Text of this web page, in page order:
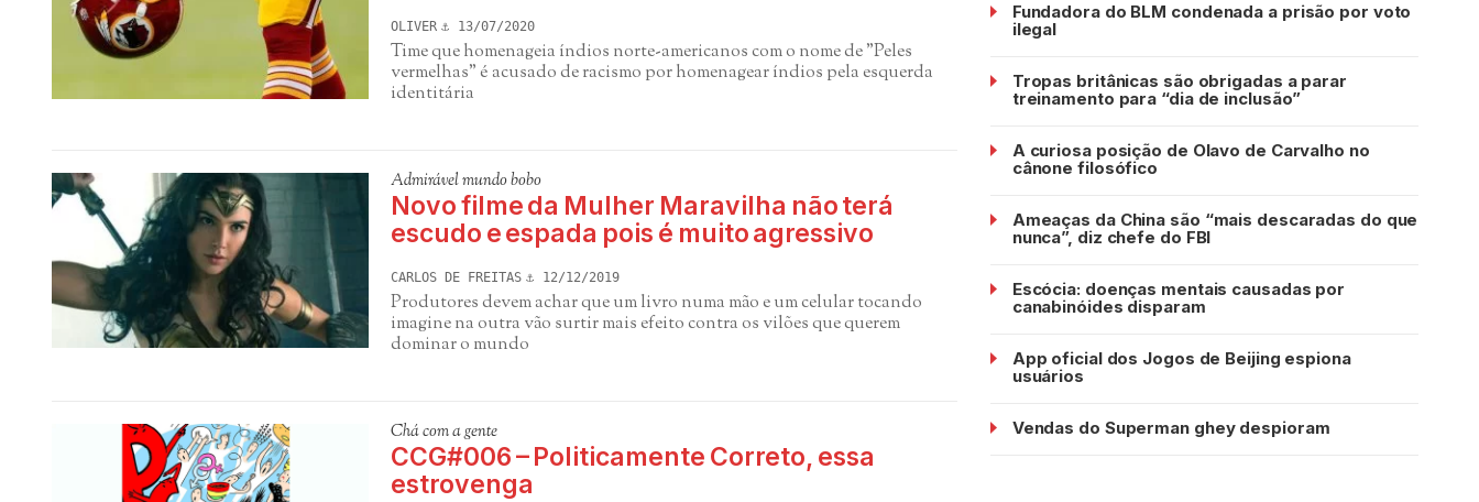
OLIVER 13/07/2020
Time que homenageia índios norte-americanos com o nome de "Peles
vermelhas" é acusado de racismo por homenagear índios pela esquerda
identitária
Admirável mundo bobo
Novo filme da Mulher Maravilha não terá
escudo e espada pois é muito agressivo
CARLOS DE FREITAS 12/12/2019
Produtores devem achar que um livro numa mão e um celular tocando
imagine na outra vão surtir mais efeito contra os vilões que querem
dominar o mundo
Chá com a gente
CCG#006 – Politicamente Correto, essa
estrovenga
Fundadora do BLM condenada a prisão por voto
ilegal
Tropas britânicas são obrigadas a parar
treinamento para “dia de inclusão”
A curiosa posição de Olavo de Carvalho no
cânone filosófico
Ameaças da China são “mais descaradas do que
nunca”, diz chefe do FBI
Escócia: doenças mentais causadas por
canabinóides disparam
App oficial dos Jogos de Beijing espiona
usuários
Vendas do Superman ghey despioram